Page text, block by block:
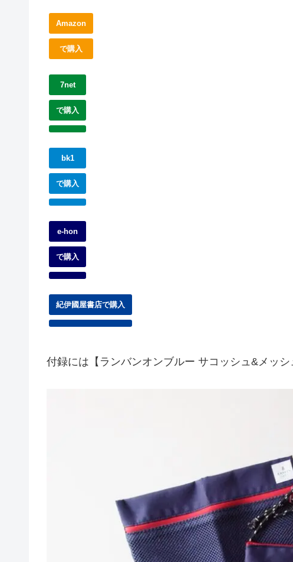
Amazon
で購入
7net
で購入
bk1
で購入
e-hon
で購入
紀伊國屋書店で購入
付録には【ランバンオンブルー サコッシュ&メッシ